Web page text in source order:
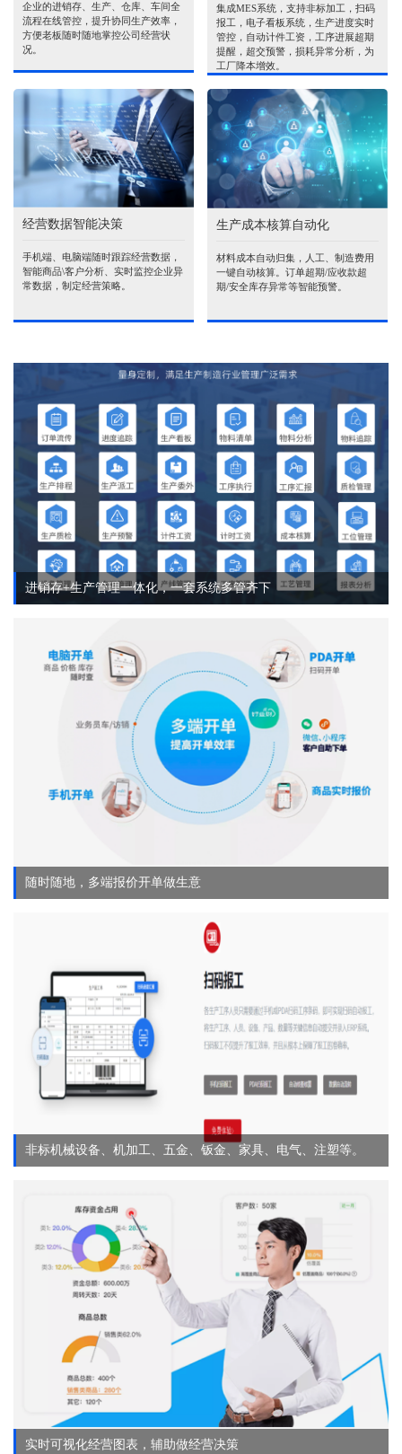
企业的进销存、生产、仓库、车间全
流程在线管控，提升协同生产效率，
方便老板随时随地掌控公司经营状
况。
集成MES系统，支持非标加工，扫码
报工，电子看板系统，生产进度实时
管控，自动计件工资，工序进展超期
提醒，超交预警，损耗异常分析，为
工厂降本增效。
经营数据智能决策
手机端、电脑端随时跟踪经营数据，
智能商品\客户分析、实时监控企业异
常数据，制定经营策略。
生产成本核算自动化
材料成本自动归集，人工、制造费用
一键自动核算。订单超期/应收款超
期/安全库存异常等智能预警。
进销存+生产管理一体化，一套系统多管齐下
随时随地，多端报价开单做生意
非标机械设备、机加工、五金、钣金、家具、电气、注塑等。
实时可视化经营图表，辅助做经营决策